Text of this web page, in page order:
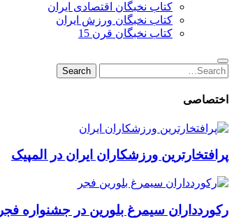
کتاب نخبگان اقتصادی ایران
کتاب نخبگان ورزش ایران
کتاب نخبگان قرن 15
Search
for:
Search
اختصاصی
پرافتخارترین ورزشکاران ایران در المپیک
رکوردداران سیمرغ بلورین در جشنواره فجر